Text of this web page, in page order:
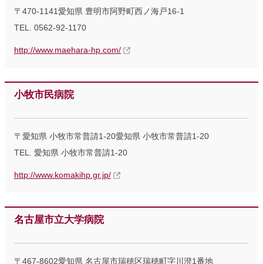
〒470-1141愛知県 豊明市阿野町西ノ海戸16-1
TEL. 0562-92-1170
http://www.maehara-hp.com/
小牧市民病院
〒愛知県 小牧市常普請1-20愛知県 小牧市常普請1-20
TEL. 愛知県 小牧市常普請1-20
http://www.komakihp.gr.jp/
名古屋市立大学病院
〒467-8602愛知県 名古屋市瑞穂区瑞穂町字川澄1番地